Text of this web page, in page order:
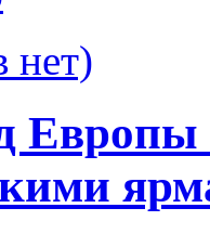
нет)